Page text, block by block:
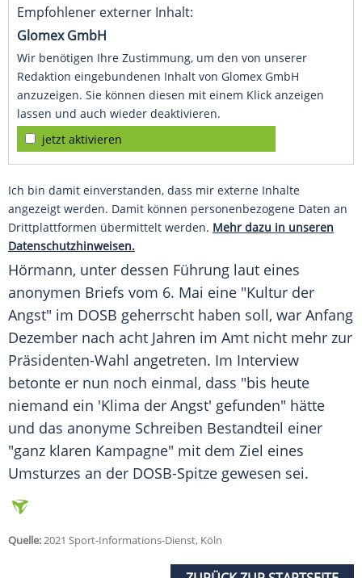
Empfohlener externer Inhalt:
Glomex GmbH
Wir benötigen Ihre Zustimmung, um den von unserer
Redaktion eingebundenen Inhalt von Glomex GmbH
anzuzeigen. Sie können diesen mit einem Klick anzeigen
lassen und auch wieder deaktivieren.
jetzt aktivieren
Ich bin damit einverstanden, dass mir externe Inhalte
angezeigt werden. Damit können personenbezogene Daten an
Drittplattformen übermittelt werden. Mehr dazu in unseren
Datenschutzhinweisen.
Hörmann, unter dessen Führung laut eines
anonymen Briefs vom 6. Mai eine "Kultur der
Angst" im DOSB geherrscht haben soll, war Anfang
Dezember nach acht Jahren im Amt nicht mehr zur
Präsidenten-Wahl angetreten. Im Interview
betonte er nun noch einmal, dass "bis heute
niemand ein 'Klima der Angst' gefunden" hätte
und das anonyme Schreiben Bestandteil einer
"ganz klaren Kampagne" mit dem Ziel eines
Umsturzes an der DOSB-Spitze gewesen sei.
Quelle:2021 Sport-Informations-Dienst, Köln